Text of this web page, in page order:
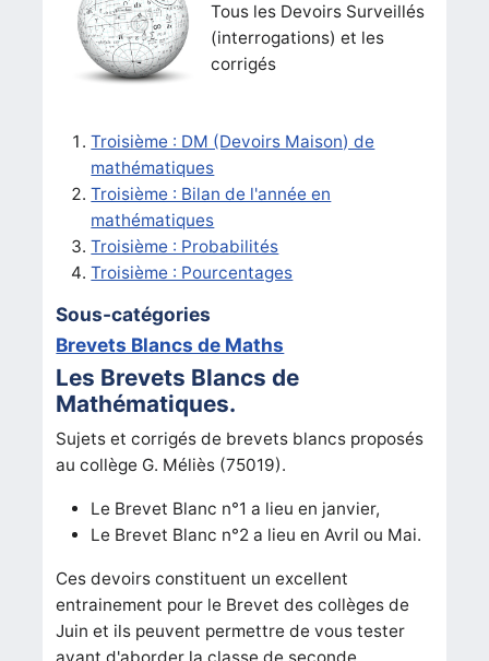
Tous les Devoirs Surveillés
(interrogations) et les
corrigés
Troisième : DM (Devoirs Maison) de
mathématiques
Troisième : Bilan de l'année en
mathématiques
Troisième : Probabilités
Troisième : Pourcentages
Sous-catégories
Brevets Blancs de Maths
Les Brevets Blancs de
Mathématiques.
Sujets et corrigés de brevets blancs proposés
au collège G. Méliès (75019).
Le Brevet Blanc n°1 a lieu en janvier,
Le Brevet Blanc n°2 a lieu en Avril ou Mai.
Ces devoirs constituent un excellent
entrainement pour le Brevet des collèges de
Juin et ils peuvent permettre de vous tester